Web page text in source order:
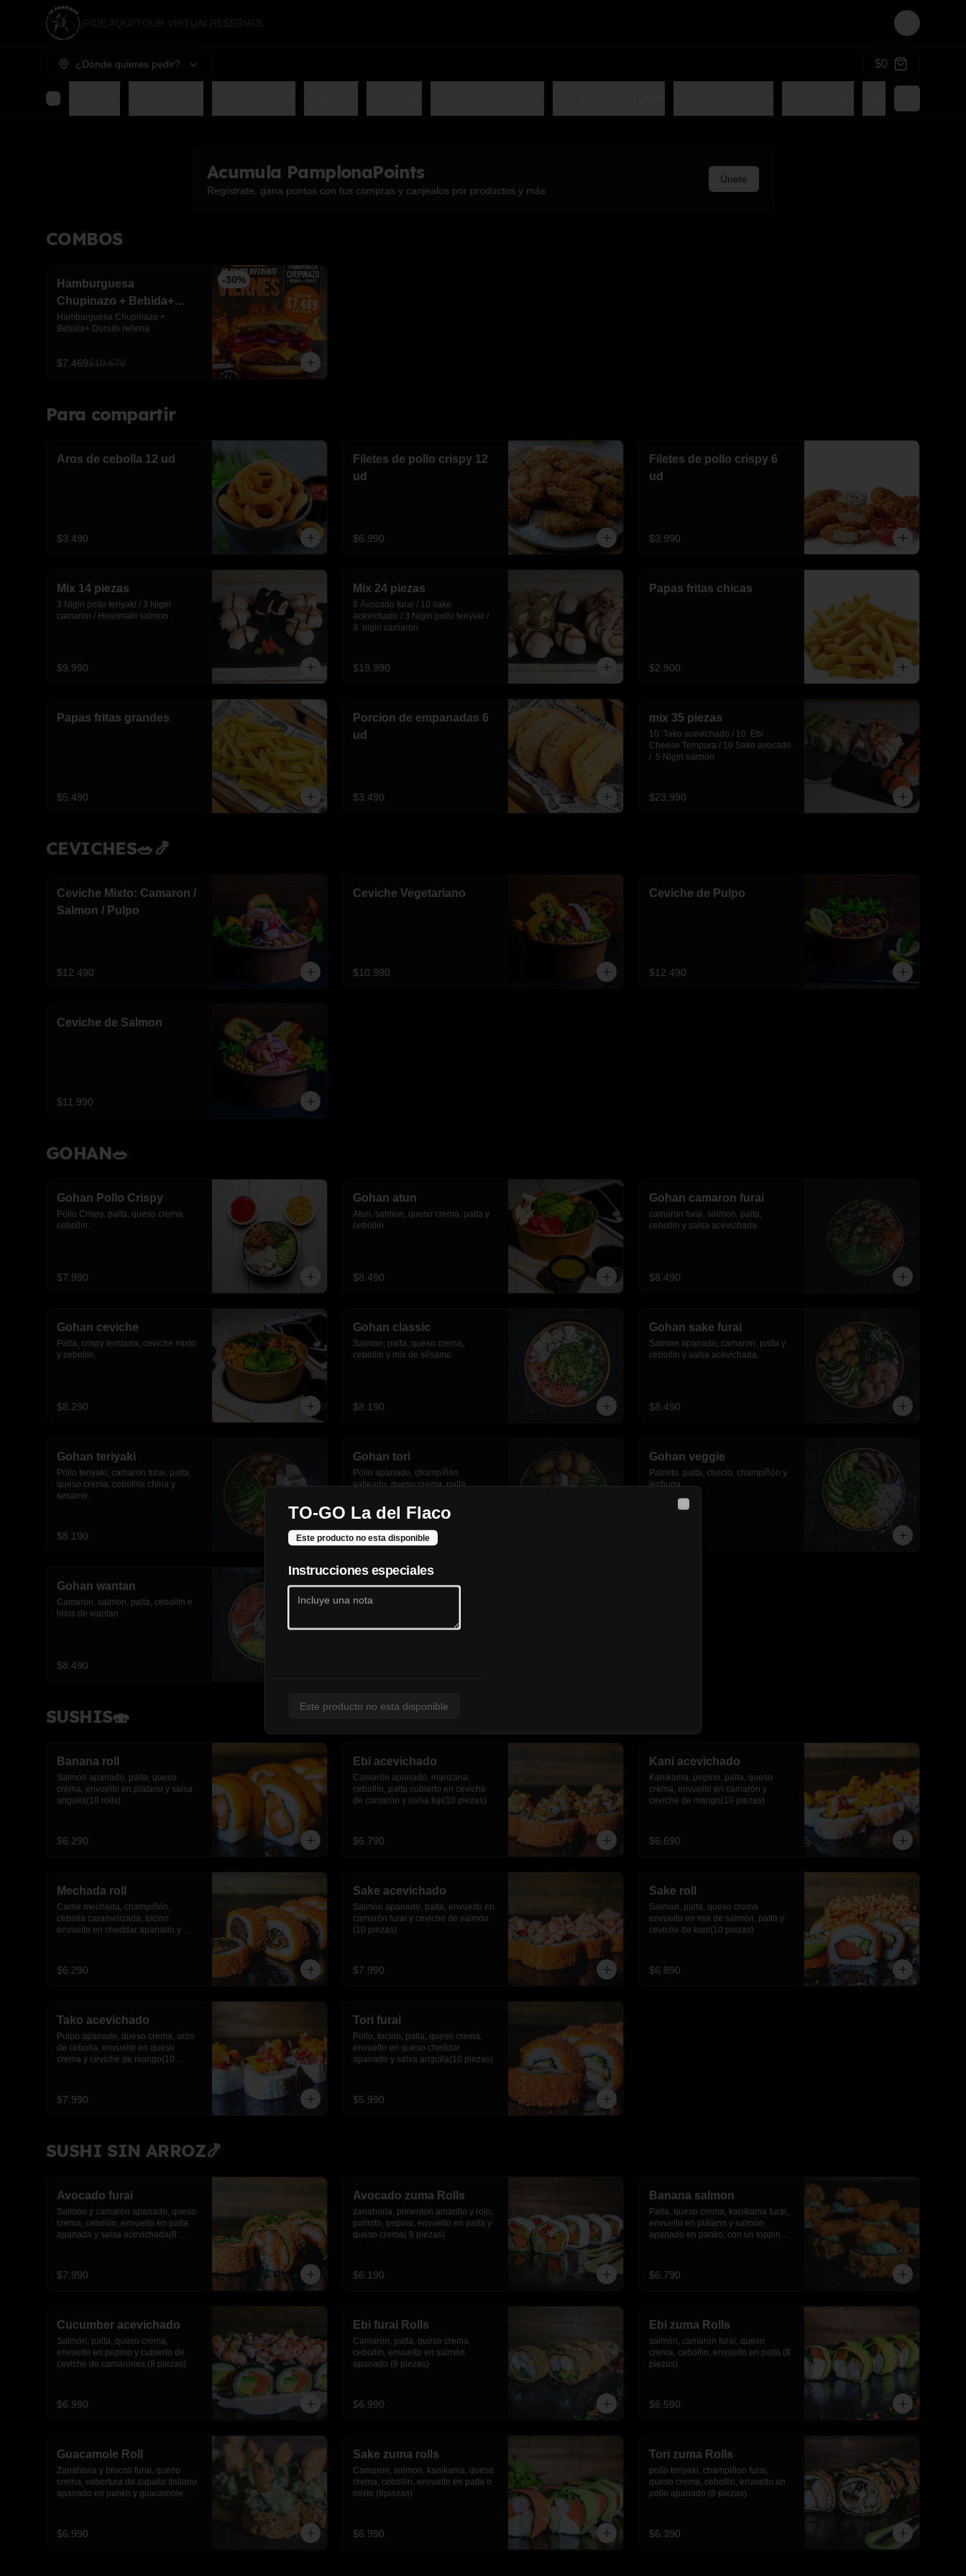
¡PIDE AQUÍ! TOUR VIRTUAL RESERVAS
Login
¿Dónde quieres pedir? $0
Acumula PamplonaPoints
Regístrate, gana puntos con tus compras y canjealos por productos y más
Únete
COMBOS
-30%
Hamburguesa
Chupinazo + Bebida+
Donuts rellena
Hamburguesa Chupinazo +
Bebida+ Donuts rellena
$7.469$10.670
Para compartir
Aros de cebolla 12 ud
$3.490
Filetes de pollo crispy 12
ud
$6.990
Filetes de pollo crispy 6
ud
$3.990
Mix 14 piezas
3 Nigiri pollo teriyaki / 3 Nigiri
camaron / Hosomaki salmon
$9.990
Mix 24 piezas
8 Avocado furai / 10 sake
acevichado / 3 Nigiri pollo teriyaki /
3  nigiri camaron
$19.990
Papas fritas chicas
$2.900
Papas fritas grandes
$5.490
Porcion de empanadas 6
ud
$3.490
mix 35 piezas
10  Tako acevichado / 10  Ebi
Cheese Tempura / 10 Sake avocado
/  5 Nigiri salmon
$23.990
CEVICHES🥗🍤
Ceviche Mixto: Camaron /
Salmon / Pulpo
$12.490
Ceviche Vegetariano
$10.990
Ceviche de Pulpo
$12.490
Ceviche de Salmon
$11.990
GOHAN🥗
Gohan Pollo Crispy
Pollo Crispy, palta, queso crema,
cebollin.
$7.990
Gohan atun
Atun, salmon, queso crema, palta y
cebollin
$8.490
Gohan camaron furai
camaron furai, salmon, palta,
cebollin y salsa acevichada.
$8.490
Gohan ceviche
Palta, crispy tempura, ceviche mixto
y cebollin.
$8.290
Gohan classic
Salmon, palta, queso crema,
cebollin y mix de sésamo.
$8.190
Gohan sake furai
Salmon apanado, camaron, palta y
cebollin y salsa acevichada.
$8.490
Gohan teriyaki
Pollo teriyaki, camaron furai, palta,
queso crema, cebollita china y
sesamo.
$8.190
Gohan tori
Pollo apanado, champiñón
salteado, queso crema, palta,
$7.990
Gohan veggie
Palmito, palta, choclo, champiñón y
lechuga.
Gohan wantan
Camaron, salmon, palta, cebollin e
hilos de wantan
$8.490
SUSHIS🍣
Banana roll
Salmón apanado, palta, queso
crema, envuelto en plátano y salsa
anguila(10 rolls)
$6.290
Ebi acevichado
Camarón apanado, manzana,
cebollín, palta cubierto en ceviche
de camarón y salsa fuji(10 piezas)
$6.790
Kani acevichado
Kanikama, pepino, palta, queso
crema, envuelto en camarón y
ceviche de mango(10 piezas)
$6.690
Mechada roll
Carne mechada, champiñón,
cebolla caramelizada, tocino
envuelto en cheddar apanado y
$6.290
Sake acevichado
Salmón apanado, palta, envuelto en
camarón furai y ceviche de salmón.
(10 piezas)
$7.990
Sake roll
Salmón, palta, queso crema
envuelto en mix de salmón, palta y
ceviche de kani(10 piezas)
$6.890
Tako acevichado
Pulpo apanado, queso crema, aros
de cebolla, envuelto en queso
crema y ceviche de mango(10
$7.990
Tori furai
Pollo, tocino, palta, queso crema,
envuelto en queso cheddar
apanado y salsa anguila(10 piezas)
$5.990
SUSHI SIN ARROZ🍤
Avocado furai
Salmón y camarón apanado, queso
crema, cebollín, envuelto en palta
apanada y salsa acevichada(8
$7.990
Avocado zuma Rolls
zanahoria, pimentón amarillo y rojo,
palmito, pepino, envuelto en palta y
queso crema( 8 piezas)
$6.190
Banana salmon
Palta, queso crema, kanikama furai,
envuelto en plátano y salmón,
apanado en panko, con un topping
$6.790
Cucumber acevichado
Salmón, palta, queso crema,
envuelto en pepino y cubierto de
ceviche de camarones.(8 piezas)
$6.990
Ebi furai Rolls
Camarón, palta, queso crema,
cebollín, envuelto en salmón
apanado (8 piezas)
$6.990
Ebi zuma Rolls
salmón, camarón furai, queso
crema, cebollin, envuelto en palta (8
piezas)
$6.590
Guacamole Roll
Zanahoria y brocoli furai, queso
crema, cobertura de zapallo italiano
apanado en panko y guacamole
$6.990
Sake zuma rolls
Camaron, salmon, kanikama, queso
crema, cebollin, envuelto en palta o
mixto (8piezas)
$6.990
Tori zuma Rolls
pollo teriyaki, champiñon furai,
queso crema, cebollin, envuelto en
pollo apanado (8 piezas)
$6.390
TO-GO La del Flaco
Este producto no esta disponible
Instrucciones especiales
Este producto no esta disponible